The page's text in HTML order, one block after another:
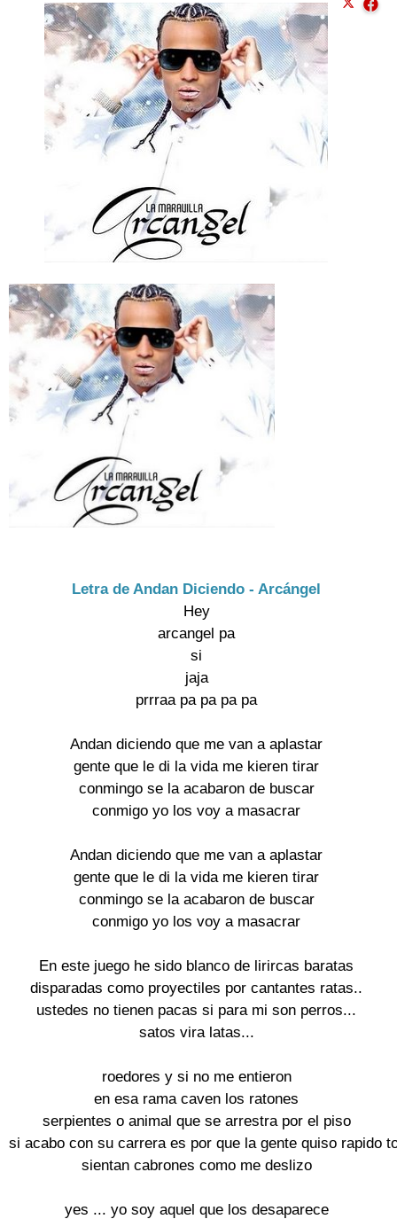
Letra de Andan Diciendo - Arcángel
Hey
arcangel pa
si
jaja
prrraa pa pa pa pa
Andan diciendo que me van a aplastar
gente que le di la vida me kieren tirar
conmingo se la acabaron de buscar
conmigo yo los voy a masacrar
Andan diciendo que me van a aplastar
gente que le di la vida me kieren tirar
conmingo se la acabaron de buscar
conmigo yo los voy a masacrar
En este juego he sido blanco de lirircas baratas
disparadas como proyectiles por cantantes ratas..
ustedes no tienen pacas si para mi son perros...
satos vira latas...
roedores y si no me entieron
en esa rama caven los ratones
serpientes o animal que se arrestra por el piso
si acabo con su carrera es por que la gente quiso rapido
sientan cabrones como me deslizo
yes ... yo soy aquel que los desaparece